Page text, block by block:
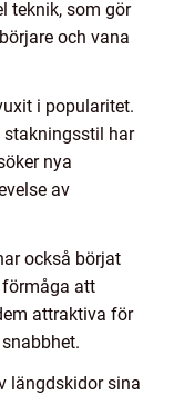
teknik, som gör
och vana
i popularitet.
stakningsstil har
nya
av
också börjat
att
attraktiva för
längdskidor sina